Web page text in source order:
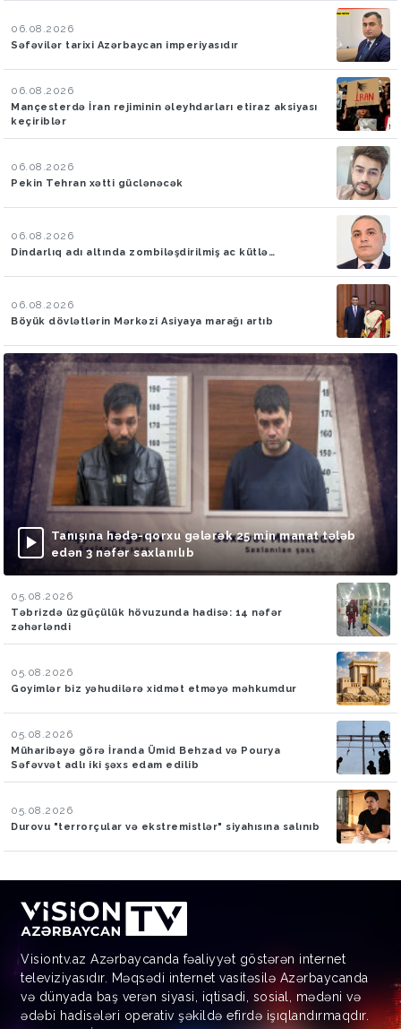
06.08.2026
Səfəvilər tarixi Azərbaycan imperiyasıdır
06.08.2026
Mançesterdə İran rejiminin əleyhdarları etiraz aksiyası
keçiriblər
06.08.2026
Pekin Tehran xətti güclənəcək
06.08.2026
Dindarlıq adı altında zombiləşdirilmiş ac kütlə…
06.08.2026
Böyük dövlətlərin Mərkəzi Asiyaya marağı artıb
Tanışına hədə-qorxu gələrək 25 min manat tələb
edən 3 nəfər saxlanılıb
05.08.2026
Təbrizdə üzgüçülük hövuzunda hadisə: 14 nəfər
zəhərləndi
05.08.2026
Goyimlər biz yəhudilərə xidmət etməyə məhkumdur
05.08.2026
Müharibəyə görə İranda Ümid Behzad və Pourya
Səfəvvət adlı iki şəxs edam edilib
05.08.2026
Durovu "terrorçular və ekstremistlər" siyahısına salınıb
Visiontv.az Azərbaycanda fəaliyyət göstərən internet
televiziyasıdır. Məqsədi internet vasitəsilə Azərbaycanda
və dünyada baş verən siyasi, iqtisadi, sosial, mədəni və
ədəbi hadisələri operativ şəkildə efirdə işıqlandırmaqdır.